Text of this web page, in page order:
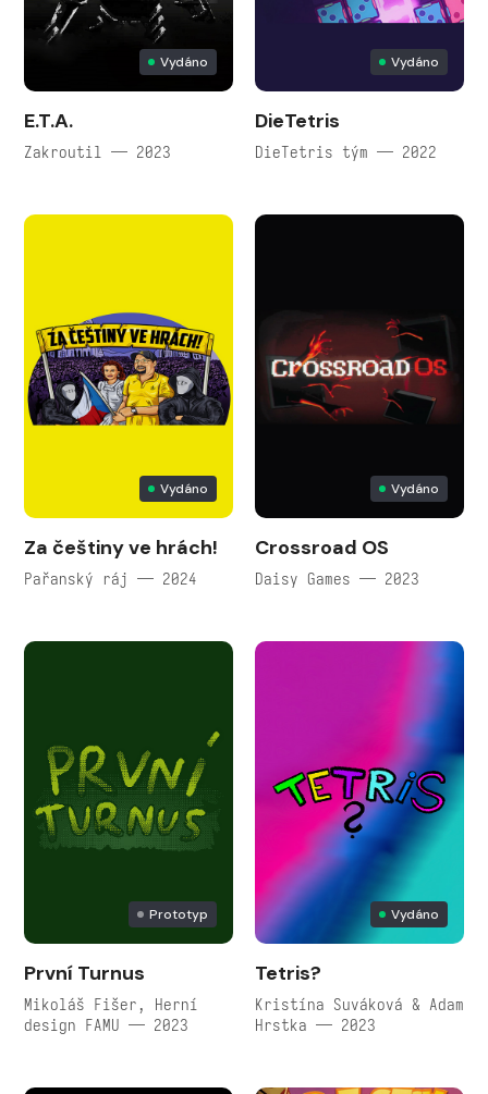
Vydáno
E.T.A.
Zakroutil — 2023
Vydáno
DieTetris
DieTetris tým — 2022
Vydáno
Za češtiny ve hrách!
Pařanský ráj — 2024
Vydáno
Crossroad OS
Daisy Games — 2023
Prototyp
První Turnus
Mikoláš Fišer, Herní
design FAMU — 2023
Vydáno
Tetris?
Kristína Suváková & Adam
Hrstka — 2023